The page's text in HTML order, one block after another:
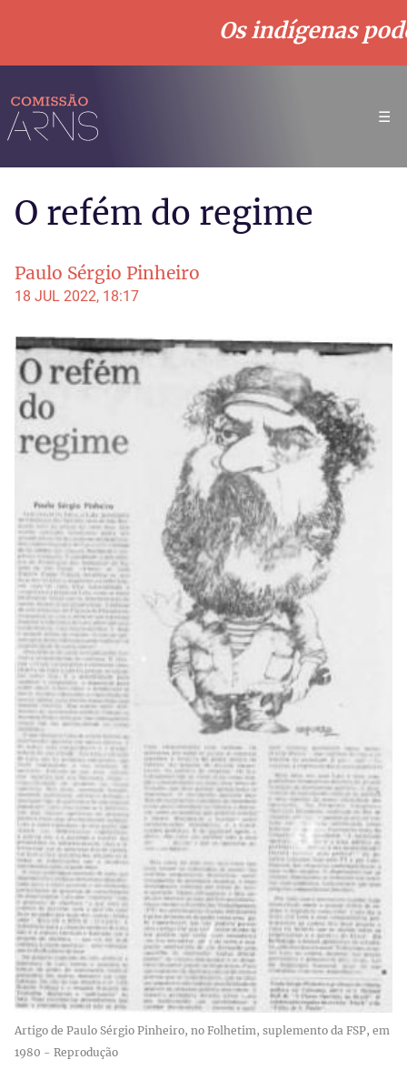
Os indígenas
☰
O refém do regime
Paulo Sérgio Pinheiro
18 JUL 2022, 18:17
Artigo de Paulo Sérgio Pinheiro, no Folhetim, suplemento da FSP, em
1980 - Reprodução